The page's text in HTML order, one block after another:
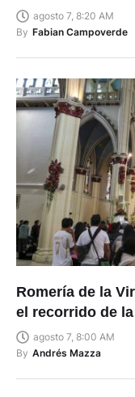
agosto 7, 8:20 AM
By Fabian Campoverde
Romería de la
el recorrido de
agosto 7, 8:00 AM
By Andrés Mazza